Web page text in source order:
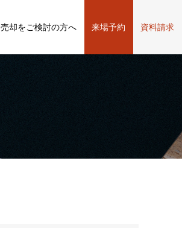
売却をご検討の方へ 来場予約 資料請求